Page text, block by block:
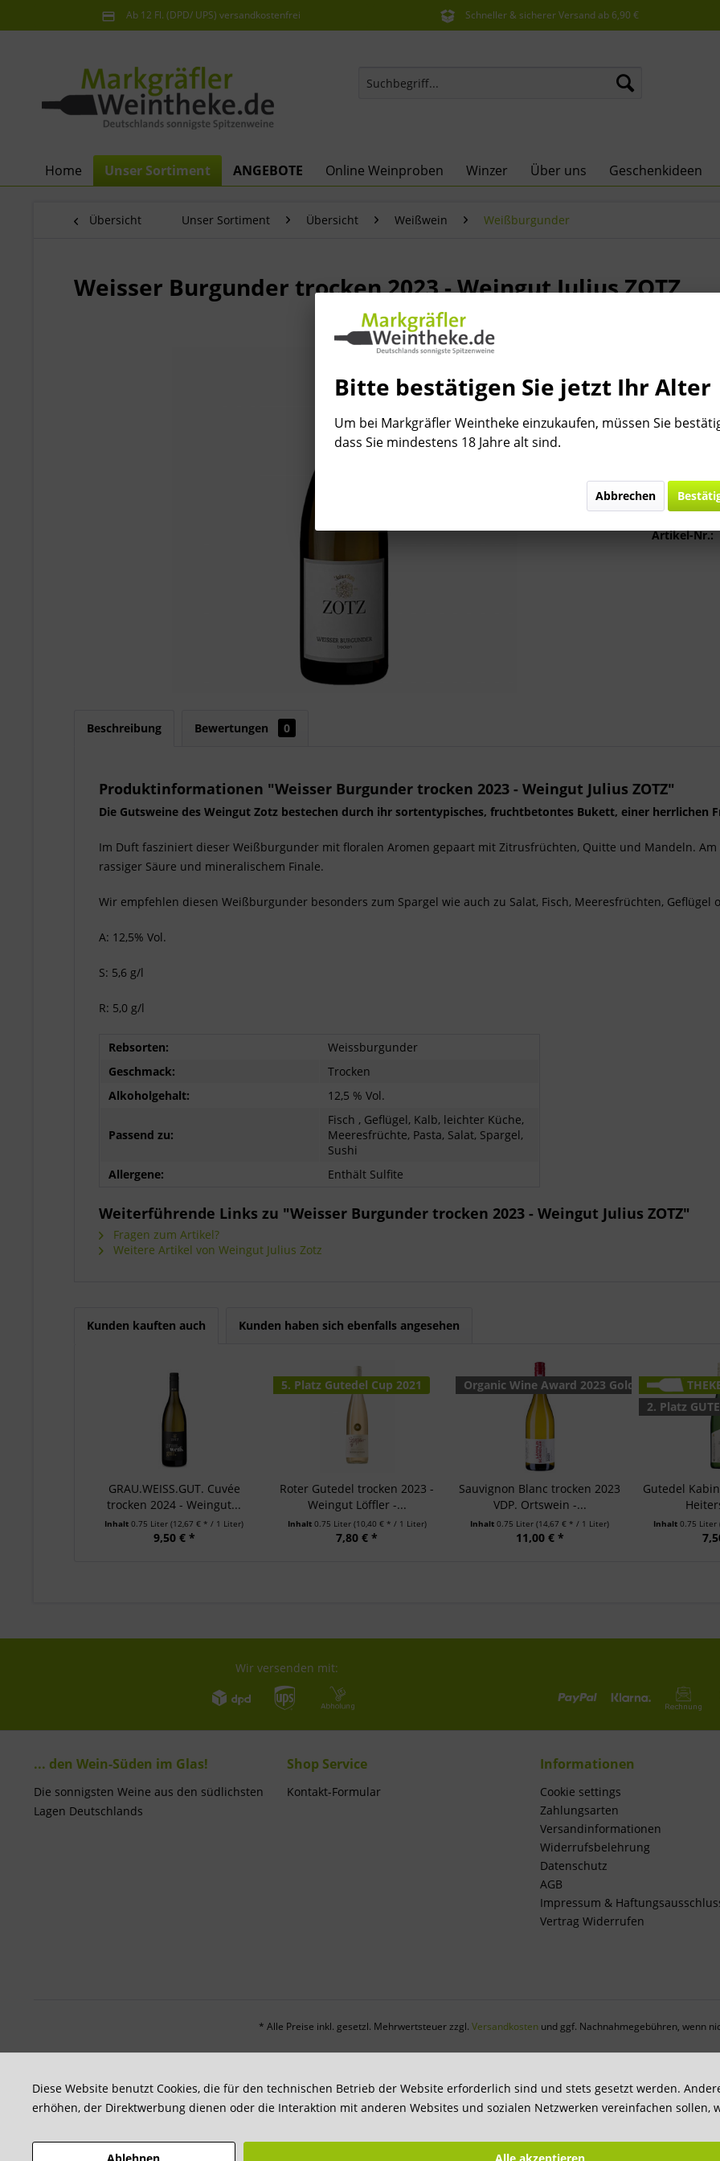
Ab 12 Fl. (DPD/ UPS) versandkostenfrei
Schneller & sicherer Versand ab 6,90 €
Home Unser Sortiment ANGEBOTE Online Weinproben Winzer Über uns Geschenkideen
Übersicht Unser Sortiment Übersicht Weißwein Weißburgunder
Weisser Burgunder trocken 2023 - Weingut Julius ZOTZ
Inhalt:
inkl. MwSt.
§ 7 (3)
Lieferzeit
Artikel-Nr.:
Beschreibung Bewertungen 0
Produktinformationen "Weisser Burgunder trocken 2023 - Weingut Julius ZOTZ"
Die Gutsweine des Weingut Zotz bestechen durch ihr sortentypisches, fruchtbetontes Bukett, einer herrlichen
Im Duft fasziniert dieser Weißburgunder mit floralen Aromen gepaart mit Zitrusfrüchten, Quitte und Mandeln.
rassiger Säure und mineralischem Finale.
Wir empfehlen diesen Weißburgunder besonders zum Spargel wie auch zu Salat, Fisch, Meeresfrüchten, Geflügel
A: 12,5% Vol.
S: 5,6 g/l
R: 5,0 g/l
Rebsorten:
Weissburgunder
Geschmack:
Trocken
Alkoholgehalt:
12,5 % Vol.
Passend zu:
Fisch , Geflügel, Kalb, leichter Küche,
Meeresfrüchte, Pasta, Salat, Spargel,
Sushi
Allergene:
Enthält Sulfite
Weiterführende Links zu "Weisser Burgunder trocken 2023 - Weingut Julius ZOTZ"
Fragen zum Artikel?
Weitere Artikel von Weingut Julius Zotz
Kunden kauften auch Kunden haben sich ebenfalls angesehen
GRAU.WEISS.GUT. Cuvée
trocken 2024 - Weingut...
Inhalt0.75 Liter(12,67 € * / 1 Liter)
9,50 € *
5. Platz Gutedel Cup 2021
Roter Gutedel trocken 2023 -
Weingut Löffler -...
Inhalt 0.75 Liter (10,40 € * / 1 Liter)
7,80 € *
Organic Wine Award 2023 Gold
Sauvignon Blanc trocken 2023
VDP. Ortswein -...
Inhalt0.75 Liter(14,67 € * / 1 Liter)
11,00 € *
2. Platz
Gutedel
Inhalt0.75 Liter
Wir versenden mit:
... den Wein-Süden im Glas!
Die sonnigsten Weine aus den südlichsten
Lagen Deutschlands
Shop Service
Kontakt-Formular
Informationen
Cookie settings
Zahlungsarten
Versandinformationen
Widerrufsbelehrung
Datenschutz
AGB
Impressum &
Vertrag Widerrufen
* Alle Preise inkl. gesetzl. Mehrwertsteuer zzgl. Versandkostenund ggf. Nachnahmegebühren, wenn
Diese Website benutzt Cookies, die für den technischen Betrieb der Website erforderlich sind und stets gesetzt werden.
erhöhen, der Direktwerbung dienen oder die Interaktion mit anderen Websites und sozialen Netzwerken vereinfachen sollen,
Bitte bestätigen Sie jetzt Ihr Alter
Um bei Markgräfler Weintheke einzukaufen, müssen Sie
dass Sie mindestens 18 Jahre alt sind.
Abbrechen